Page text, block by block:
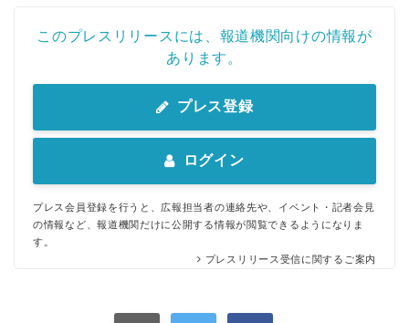
このプレスリリースには、報道機関向けの情報が
あります。
プレス登録
ログイン
プレス会員登録を行うと、広報担当者の連絡先や、イベント・記者会見
の情報など、報道機関だけに公開する情報が閲覧できるようになりま
す。
プレスリリース受信に関するご案内